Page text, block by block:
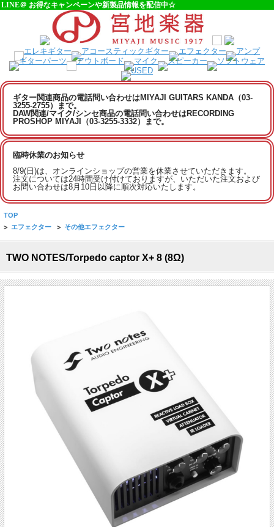
LINE＠ お得なキャンペーンや新製品情報を配信中☆
ギター関連商品の電話問い合わせはMIYAJI GUITARS KANDA（03-
3255-2755）まで。
DAW関連/マイク/シンセ商品の電話問い合わせはRECORDING
PROSHOP MIYAJI（03-3255-3332）まで。
臨時休業のお知らせ
8/9(日)は、オンラインショップの営業を休業させていただきます。
注文については24時間受け付けておりますが、いただいた注文および
お問い合わせは8月10日以降に順次対応いたします。
TOP
> エフェクター > その他エフェクター
TWO NOTES/Torpedo captor X+ 8 (8Ω)